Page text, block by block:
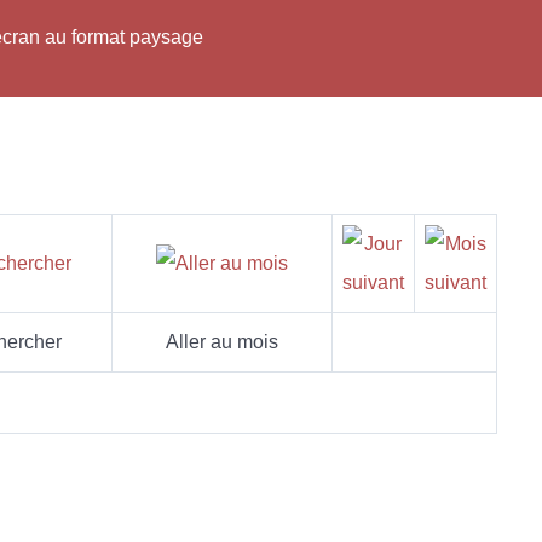
au format paysage
Aller au mois